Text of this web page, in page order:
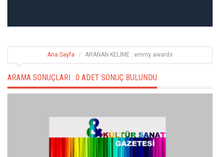
Ana Sayfa ARANAN KELİME : emmy awards
ARAMA SONUÇLARI : 0 ADET SONUÇ BULUNDU